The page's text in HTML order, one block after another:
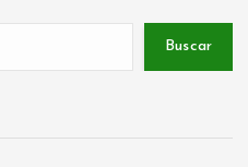
Buscar